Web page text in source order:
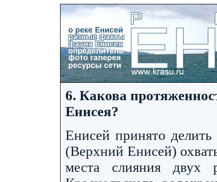
6. Какова
Енисея?
Енисей принято
(Верхний Енисей)
места слияния